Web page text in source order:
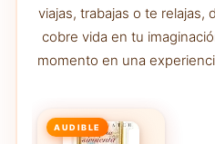
viajas, trabajas o te relajas,
cobre vida en tu
momento en una
AUDIBLE